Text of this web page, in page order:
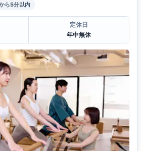
ら5分以内
定休日
年中無休